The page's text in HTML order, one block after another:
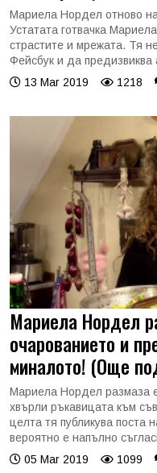
Мариела Нордел отново
Устатата готвачка
страстите и мрежата. Тя
Фейсбук и да предизвиква
13 Mar 2019
1218
Мариела Нордел
очарованието и
миналото! (Още
Мариела Нордел размаза
хвърли ръкавицата към
целта тя публикува поста
вероятно е напълно
05 Mar 2019
1099